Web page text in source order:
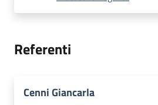
Referenti
Cenni Giancarla